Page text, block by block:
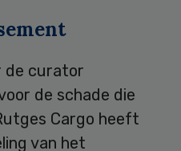
de curator
de schade die
Cargo heeft
van het